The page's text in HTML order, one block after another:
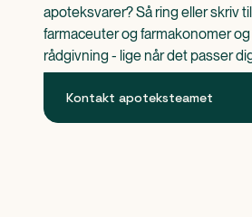
apoteksvarer? Så ring eller skriv
farmaceuter og farmakonomer
rådgivning - lige når det passer
Kontakt apoteksteamet